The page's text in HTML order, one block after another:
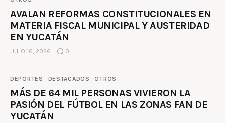
AVALAN REFORMAS CONSTITUCIONALES EN
MATERIA FISCAL MUNICIPAL Y AUSTERIDAD
EN YUCATÁN
JULIO 16, 2026 0
DEPORTES DESTACADOS OTROS
MÁS DE 64 MIL PERSONAS VIVIERON LA
PASIÓN DEL FÚTBOL EN LAS ZONAS FAN DE
YUCATÁN